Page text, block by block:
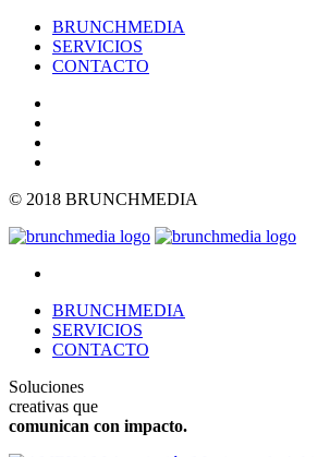
BRUNCHMEDIA
SERVICIOS
CONTACTO
© 2018 BRUNCHMEDIA
BRUNCHMEDIA
SERVICIOS
CONTACTO
Soluciones
creativas que
comunican con impacto.